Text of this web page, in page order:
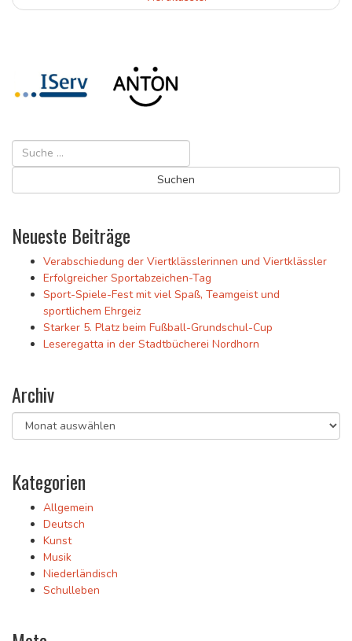
Neueste Beiträge
Verabschiedung der Viertklässlerinnen und Viertklässler
Erfolgreicher Sportabzeichen-Tag
Sport-Spiele-Fest mit viel Spaß, Teamgeist und
sportlichem Ehrgeiz
Starker 5. Platz beim Fußball-Grundschul-Cup
Leseregatta in der Stadtbücherei Nordhorn
Archiv
Archiv
Kategorien
Allgemein
Deutsch
Kunst
Musik
Niederländisch
Schulleben